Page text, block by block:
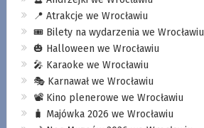
📍 Atrakcje we Wrocławiu
🎟️ Bilety na wydarzenia we Wrocławiu
🎃 Halloween we Wrocławiu
🎤 Karaoke we Wrocławiu
🎭 Karnawał we Wrocławiu
📽️ Kino plenerowe we Wrocławiu
🧳 Majówka 2026 we Wrocławiu